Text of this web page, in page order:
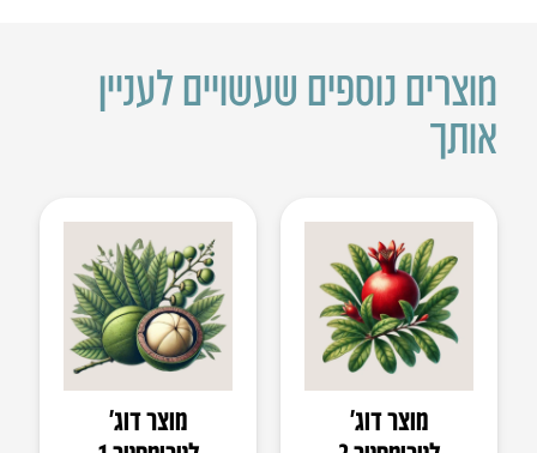
מוצרים נוספים שעשויים לעניין
אותך
מוצר דוג’
מוצר דוג’